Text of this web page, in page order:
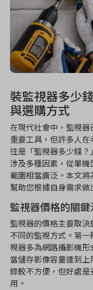
裝監視器多少
與選購方式
在現代社會中，監視
重要工具，但許多人
往是「監視器多少錢
涉及多種因素，從單
範圍相當廣泛。本文將
幫助您根據自身需求做
監視器價格的關
監視器的價格主要取
不同的監視方式。第
視器多為網路攝影機形
當儲存影像容量達到
錄較不方便，但好處
用。